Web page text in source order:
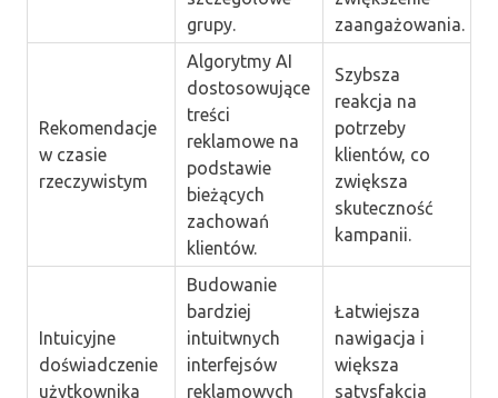
grupy.
zaangażowania.
Rekomendacje
w czasie
rzeczywistym
Algorytmy AI
dostosowujące
treści
reklamowe na
podstawie
bieżących
zachowań
klientów.
Szybsza
reakcja na
potrzeby
klientów, co
zwiększa
skuteczność
kampanii.
Intuicyjne
doświadczenie
użytkownika
Budowanie
bardziej
intuitwnych
interfejsów
reklamowych
Łatwiejsza
nawigacja i
większa
satysfakcja